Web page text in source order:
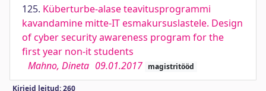
125. Küberturbe-alase teavitusprogrammi
kavandamine mitte-IT esmakursuslastele. Design
of cyber security awareness program for the
first year non-it students
Mahno, Dineta 09.01.2017 magistritööd
Kirjeid leitud: 260